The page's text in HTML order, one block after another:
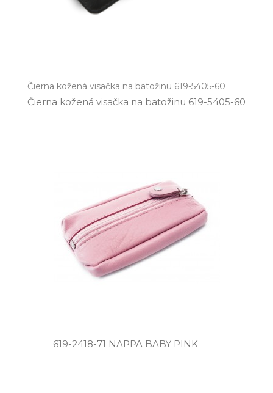
Čierna kožená visačka na batožinu 619-5405-60
Čierna kožená visačka na batožinu 619­-5405­-60
619­-2418­-71 NAPPA BABY PINK